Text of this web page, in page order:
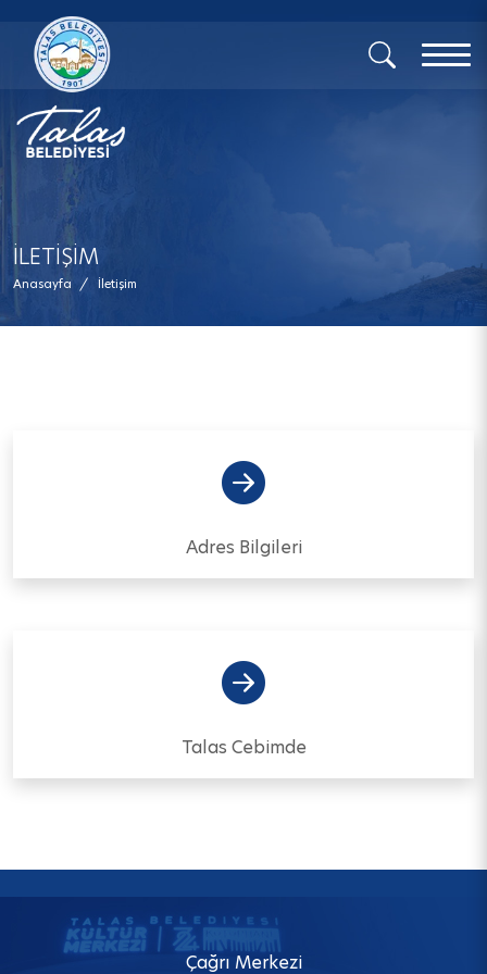
x
İLETIŞIM
Anasayfa / İletişim
Adres Bilgileri
Talas Cebimde
Çağrı Merkezi